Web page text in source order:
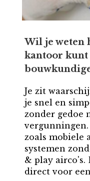
Wil je weten
kantoor
Je zit
je snel en
zonder gedoe
zoals mobiele
systemen
& play airco's.
direct voor